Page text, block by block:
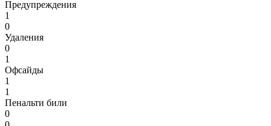
Предупреждения
1
0
Удаления
0
1
Офсайды
1
1
Пенальти били
0